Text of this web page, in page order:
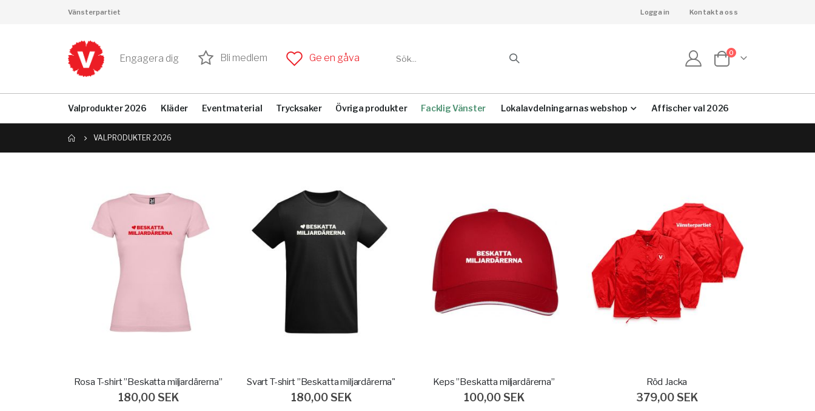
Vänsterpartiet Logga in Kontakta oss
Engagera dig Bli medlem Ge en gåva
Cart
0artiklar
Valprodukter 2026 Kläder Eventmaterial Trycksaker Övriga produkter Facklig Vänster Lokalavdelningarnas webshop Affischer val 2026
VALPRODUKTER 2026
Rosa T-shirt ”Beskatta miljardärerna”
180,00 SEK
Svart T-shirt ”Beskatta miljardärerna"
180,00 SEK
Keps ”Beskatta miljardärerna”
100,00 SEK
Röd Jacka
379,00 SEK